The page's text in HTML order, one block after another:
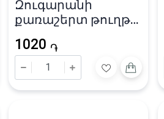
Զուգարանի
քառաշերտ թուղթ
/ 9.4X13սմ
1020 ֏